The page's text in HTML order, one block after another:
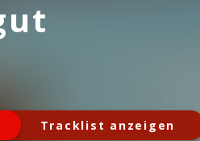
Tracklist anzeigen